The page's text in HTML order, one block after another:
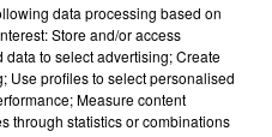
physalies sur des
data processing based on
Store and/or access
to select advertising; Create
Use profiles to select personalised
Measure content
through statistics or combinations